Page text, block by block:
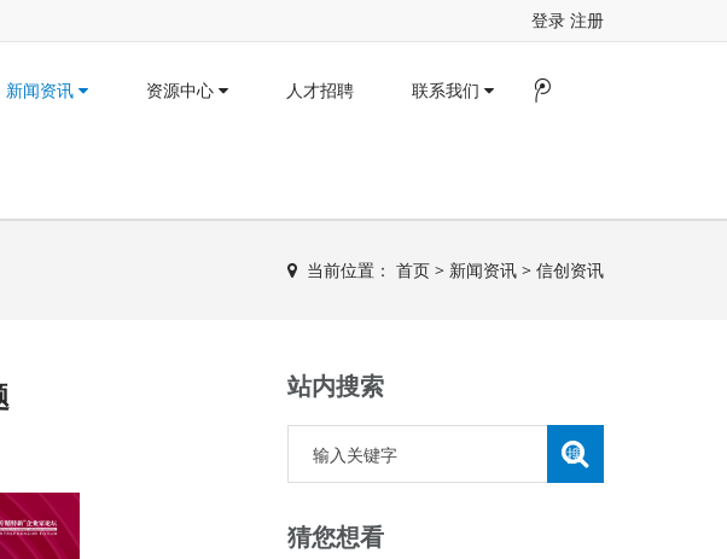
登录 注册
新闻资讯 资源中心 人才招聘 联系我们
当前位置： 首页 > 新闻资讯 > 信创资讯
站内搜索
猜您想看